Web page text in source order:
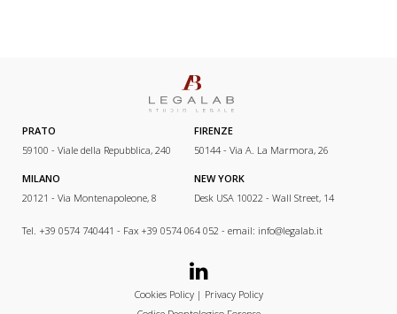
PRATO
59100 - Viale della Repubblica, 240
FIRENZE
50144 - Via A. La Marmora, 26
MILANO
20121 - Via Montenapoleone, 8
NEW YORK
Desk USA 10022 - Wall Street, 14
Tel. +39 0574 740441 - Fax +39 0574 064 052 - email: info@legalab.it
Cookies Policy| Privacy Policy